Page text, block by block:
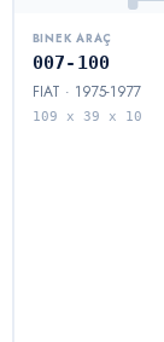
BINEK ARAÇ
007-100
FIAT · 1975-1977
109 x 39 x 10